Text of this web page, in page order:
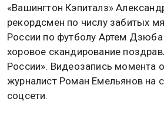
«Вашингтон Кэпиталз»
рекордсмен по числу забитых
России по футболу Артем Дзюба
хоровое скандирование
России». Видеозапись момента
журналист Роман Емельянов на
соцсети.